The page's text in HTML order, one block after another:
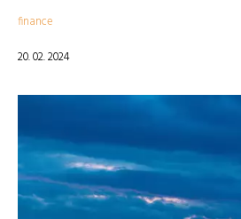
finance
20. 02. 2024